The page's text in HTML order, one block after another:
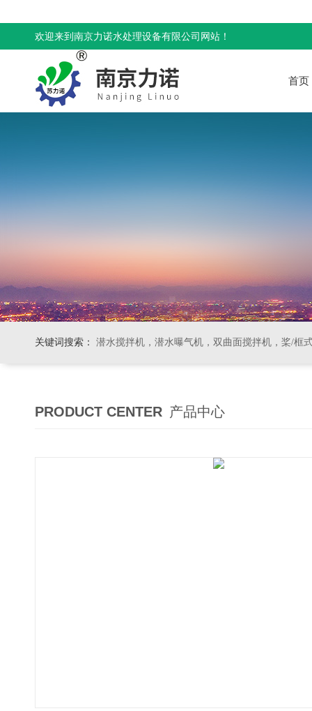
欢迎来到南京力诺水处理设备有限公司网站！
首页
关键词搜索： 潜水搅拌机，潜水曝气机，双曲面搅拌机，桨/框式搅拌
PRODUCT CENTER 产品中心